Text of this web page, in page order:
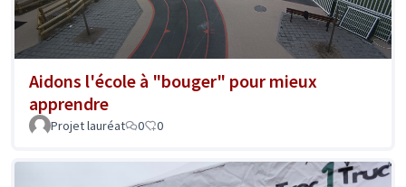
Aidons l'école à "bouger" pour mieux
apprendre
Projet lauréat 0 0